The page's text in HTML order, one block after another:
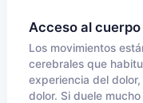
Acceso al
Los movimientos
cerebrales que
experiencia del
dolor. Si duele